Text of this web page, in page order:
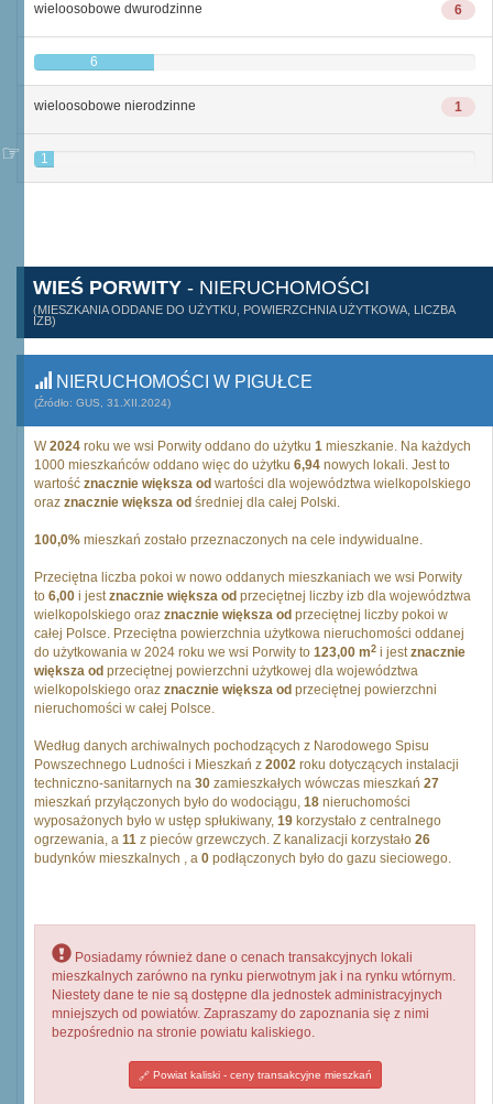
6
wieloosobowe dwurodzinne
6
1
wieloosobowe nierodzinne
1
WIEŚ PORWITY - NIERUCHOMOŚCI
(MIESZKANIA ODDANE DO UŻYTKU, POWIERZCHNIA UŻYTKOWA, LICZBA
IZB)
NIERUCHOMOŚCI W PIGUŁCE
(Źródło: GUS, 31.XII.2024)
W2024 roku we wsi Porwity oddano do użytku 1 mieszkanie. Na każdych
1000 mieszkańców oddano więc do użytku 6,94 nowych lokali. Jest to
wartość znacznie większa od wartości dla województwa wielkopolskiego
oraz znacznie większa od średniej dla całej Polski.
100,0% mieszkań zostało przeznaczonych na cele indywidualne.
Przeciętna liczba pokoi w nowo oddanych mieszkaniach we wsi Porwity
to 6,00 i jestznacznie większa od przeciętnej liczby izb dla województwa
wielkopolskiego oraz znacznie większa od przeciętnej liczby pokoi w
całej Polsce. Przeciętna powierzchnia użytkowa nieruchomości oddanej
do użytkowania w 2024 roku we wsi Porwity to 123,00 m2 i jestznacznie
większa od przeciętnej powierzchni użytkowej dla województwa
wielkopolskiego oraz znacznie większa od przeciętnej powierzchni
nieruchomości w całej Polsce.
Według danych archiwalnych pochodzących z Narodowego Spisu
Powszechnego Ludności i Mieszkań z 2002 roku dotyczących instalacji
techniczno-sanitarnych na 30 zamieszkałych wówczas mieszkań 27
mieszkań przyłączonych było do wodociągu, 18 nieruchomości
wyposażonych było w ustęp spłukiwany, 19 korzystało z centralnego
ogrzewania, a 11 z pieców grzewczych. Z kanalizacji korzystało 26
budynków mieszkalnych , a 0 podłączonych było do gazu sieciowego.
Posiadamy również dane o cenach transakcyjnych lokali
mieszkalnych zarówno na rynku pierwotnym jak i na rynku wtórnym.
Niestety dane te nie są dostępne dla jednostek administracyjnych
mniejszych od powiatów. Zapraszamy do zapoznania się z nimi
bezpośrednio na stronie powiatu kaliskiego.
Powiat kaliski - ceny transakcyjne mieszkań